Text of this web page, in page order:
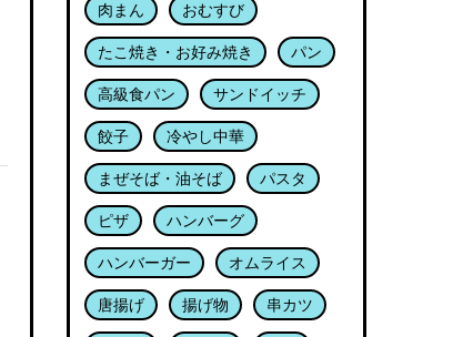
肉まん おむすび
たこ焼き・お好み焼き パン
高級食パン サンドイッチ
餃子 冷やし中華
まぜそば・油そば パスタ
ピザ ハンバーグ
ハンバーガー オムライス
唐揚げ 揚げ物 串カツ